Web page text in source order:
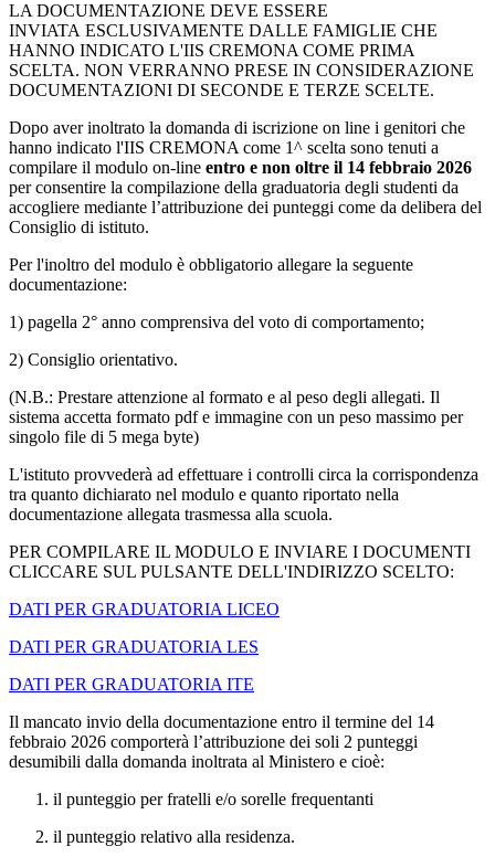
LA DOCUMENTAZIONE DEVE ESSERE
INVIATA ESCLUSIVAMENTE DALLE FAMIGLIE CHE
HANNO INDICATO L'IIS CREMONA COME PRIMA
SCELTA. NON VERRANNO PRESE IN CONSIDERAZIONE
DOCUMENTAZIONI DI SECONDE E TERZE SCELTE.
Dopo aver inoltrato la domanda di iscrizione on line i genitori che
hanno indicato l'IIS CREMONA come 1^ scelta sono tenuti a
compilare il modulo on-line entro e non oltre il 14 febbraio 2026
per consentire la compilazione della graduatoria degli studenti da
accogliere mediante l’attribuzione dei punteggi come da delibera del
Consiglio di istituto.
Per l'inoltro del modulo è obbligatorio allegare la seguente
documentazione:
1) pagella 2° anno comprensiva del voto di comportamento;
2) Consiglio orientativo.
(N.B.: Prestare attenzione al formato e al peso degli allegati. Il
sistema accetta formato pdf e immagine con un peso massimo per
singolo file di 5 mega byte)
L'istituto provvederà ad effettuare i controlli circa la corrispondenza
tra quanto dichiarato nel modulo e quanto riportato nella
documentazione allegata trasmessa alla scuola.
PER COMPILARE IL MODULO E INVIARE I DOCUMENTI
CLICCARE SUL PULSANTE DELL'INDIRIZZO SCELTO:
DATI PER GRADUATORIA LICEO
DATI PER GRADUATORIA LES
DATI PER GRADUATORIA ITE
Il mancato invio della documentazione entro il termine del 14
febbraio 2026 comporterà l’attribuzione dei soli 2 punteggi
desumibili dalla domanda inoltrata al Ministero e cioè:
il punteggio per fratelli e/o sorelle frequentanti
il punteggio relativo alla residenza.